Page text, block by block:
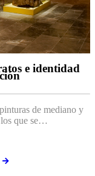
e identidad
de mediano y
los que se…